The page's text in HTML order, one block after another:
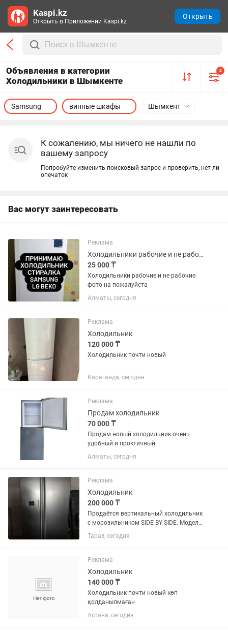
Объявления в категории
Холодильники в Шымкенте
2
Шымкент
Samsung винные шкафы
К сожалению, мы ничего не нашли по
вашему запросу
Попробуйте изменить поисковый запрос и проверить, нет ли
опечаток
Вас могут заинтересовать
Реклама
Холодильники рабочие и не рабочие фото на
25 000 ₸
Холодильники рабочие и не рабочие
фото на пожалуйста
Алматы, сегодня
Реклама
Холодильник
120 000 ₸
Холодильник почти новый
Караганда, сегодня
Реклама
Продам холодильник
70 000 ₸
Продам новый холодильник очень
удобный и проктичный
Алматы, сегодня
Реклама
Холодильник
200 000 ₸
Продаётся вертикальный холодильник
с морозильником SIDE BY SIDE. Модель
GR-B207WLQA. Б/у в хорошем
состоянии. Самовывоз. Возможно
уместен
Тараз, сегодня
Реклама
Холодильник
140 000 ₸
Холодильник почти новый көп
қолданылмаған
Астана, сегодня
Kaspi.kz
Открыть в Приложении Kaspi.kz
Открыть